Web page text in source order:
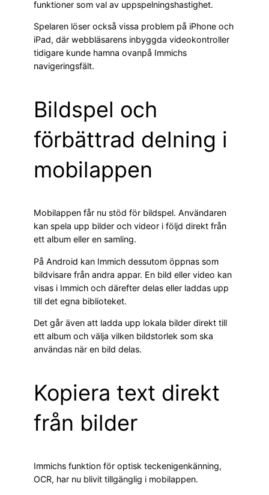
funktioner som val av uppspelningshastighet.
Spelaren löser också vissa problem på iPhone och
iPad, där webbläsarens inbyggda videokontroller
tidigare kunde hamna ovanpå Immichs
navigeringsfält.
Bildspel och
förbättrad delning i
mobilappen
Mobilappen får nu stöd för bildspel. Användaren
kan spela upp bilder och videor i följd direkt från
ett album eller en samling.
På Android kan Immich dessutom öppnas som
bildvisare från andra appar. En bild eller video kan
visas i Immich och därefter delas eller laddas upp
till det egna biblioteket.
Det går även att ladda upp lokala bilder direkt till
ett album och välja vilken bildstorlek som ska
användas när en bild delas.
Kopiera text direkt
från bilder
Immichs funktion för optisk teckenigenkänning,
OCR, har nu blivit tillgänglig i mobilappen.